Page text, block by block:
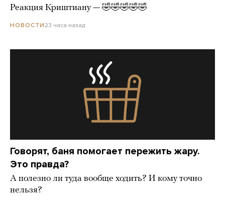
Реакция Криштиану — 🤣🤣🤣🤣🤣
НОВОСТИ 23 часа назад
Говорят, баня помогает пережить жару.
Это правда?
А полезно ли туда вообще ходить? И кому точно
нельзя?